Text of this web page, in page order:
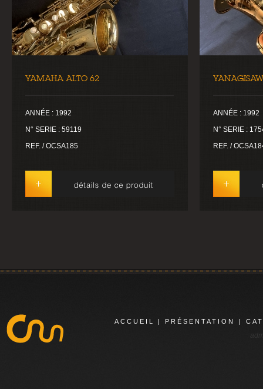
YAMAHA ALTO 62
ANNÉE : 1992
N° SERIE : 59119
REF. / OCSA185
ANNÉE : 1992
N° SERIE :
REF. /
ACCUEIL |PRÉSENTATION |